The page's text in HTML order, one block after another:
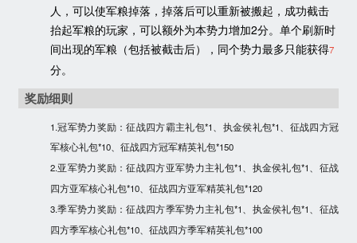
人，可以使军粮掉落，掉落后可以重新被搬起，成功截击
抬起军粮的玩家，可以额外为本势力增加2分。单个刷新时
间出现的军粮（包括被截击后），同个势力最多只能获得7
分。
奖励细则
1.冠军势力奖励：征战四方霸主礼包*1、执金侯礼包*1、征战四方冠
军核心礼包*10、征战四方冠军精英礼包*150
2.亚军势力奖励：征战四方亚军势力主礼包*1、执金侯礼包*1、征战
四方亚军核心礼包*10、征战四方亚军精英礼包*120
3.季军势力奖励：征战四方季军势力主礼包*1、执金侯礼包*1、征战
四方季军核心礼包*10、征战四方季军精英礼包*100